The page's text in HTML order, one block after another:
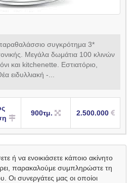
συγκρότημα 3*
Μεγάλα δωμάτια 100 κλινών
και kitchenette. Εστιατόριο,
ειδυλλιακή -...
900τμ. 2.500.000
ή να ενοικιάσετε κάποιο ακίνητο
παρακαλούμε συμπληρώστε τη
Οι συνεργάτες μας οι οποίοι